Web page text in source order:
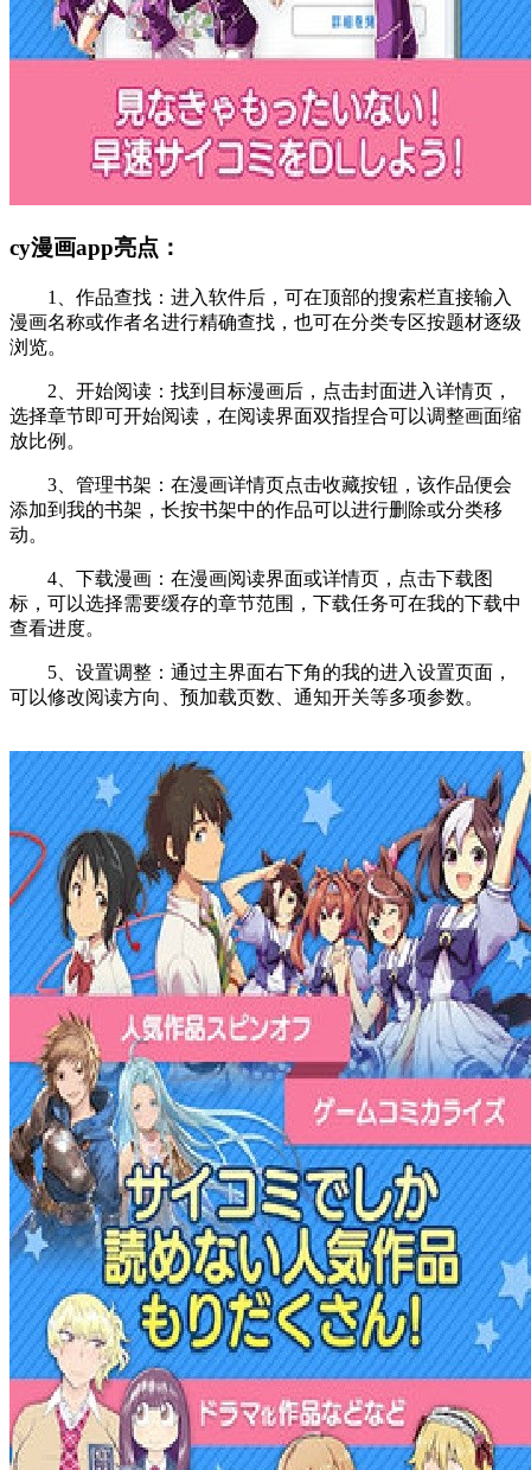
cy漫画app亮点：
1、作品查找：进入软件后，可在顶部的搜索栏直接输入
漫画名称或作者名进行精确查找，也可在分类专区按题材逐级
浏览。
2、开始阅读：找到目标漫画后，点击封面进入详情页，
选择章节即可开始阅读，在阅读界面双指捏合可以调整画面缩
放比例。
3、管理书架：在漫画详情页点击收藏按钮，该作品便会
添加到我的书架，长按书架中的作品可以进行删除或分类移
动。
4、下载漫画：在漫画阅读界面或详情页，点击下载图
标，可以选择需要缓存的章节范围，下载任务可在我的下载中
查看进度。
5、设置调整：通过主界面右下角的我的进入设置页面，
可以修改阅读方向、预加载页数、通知开关等多项参数。